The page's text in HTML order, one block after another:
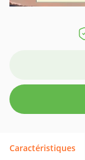
Caractéristiques